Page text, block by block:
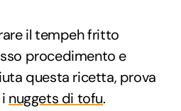
il tempeh fritto
procedimento e
questa ricetta, prova
i nuggets di tofu.